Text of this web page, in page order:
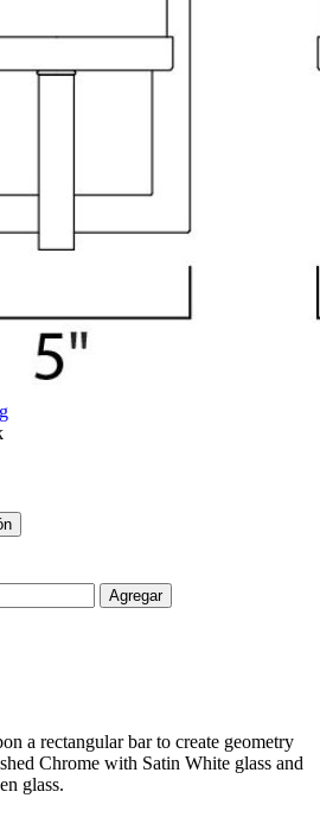
Agregar
a rectangular bar to create geometry
Chrome with Satin White glass and
glass.